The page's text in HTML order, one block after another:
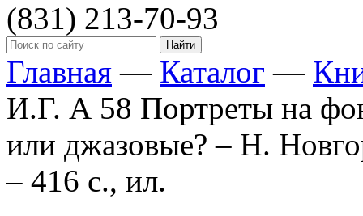
(831) 213-70-93
Главная — Каталог —
И.Г. А 58 Портреты на
или джазовые? – Н.
– 416 с., ил.